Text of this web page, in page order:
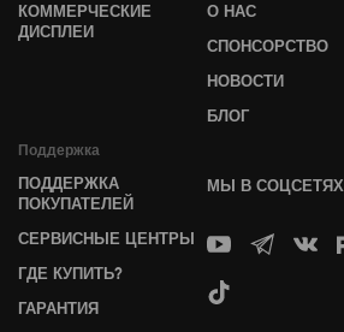
КОММЕРЧЕСКИЕ
ДИСПЛЕИ
О НАС
СПОНСОРСТВО
НОВОСТИ
БЛОГ
Поддержка
ПОДДЕРЖКА
ПОКУПАТЕЛЕЙ
СЕРВИСНЫЕ ЦЕНТРЫ
ГДЕ КУПИТЬ?
ГАРАНТИЯ
МЫ В СОЦСЕТЯХ